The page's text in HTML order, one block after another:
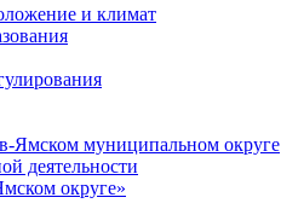
и климат
муниципальном округе
деятельности
округе»